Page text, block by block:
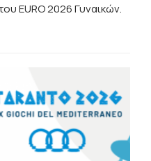
ΕURO 2026 Γυναικών.